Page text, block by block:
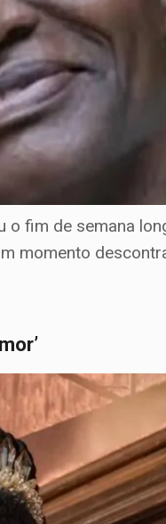
o fim de semana
momento